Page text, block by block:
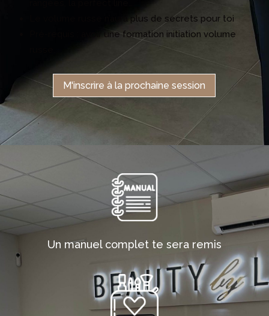
Le volume russe n’aura plus de secrets pour toi
Pré-requis : avoir une formation initiation volume
M'inscrire à la prochaine session
Un manuel complet te sera remis